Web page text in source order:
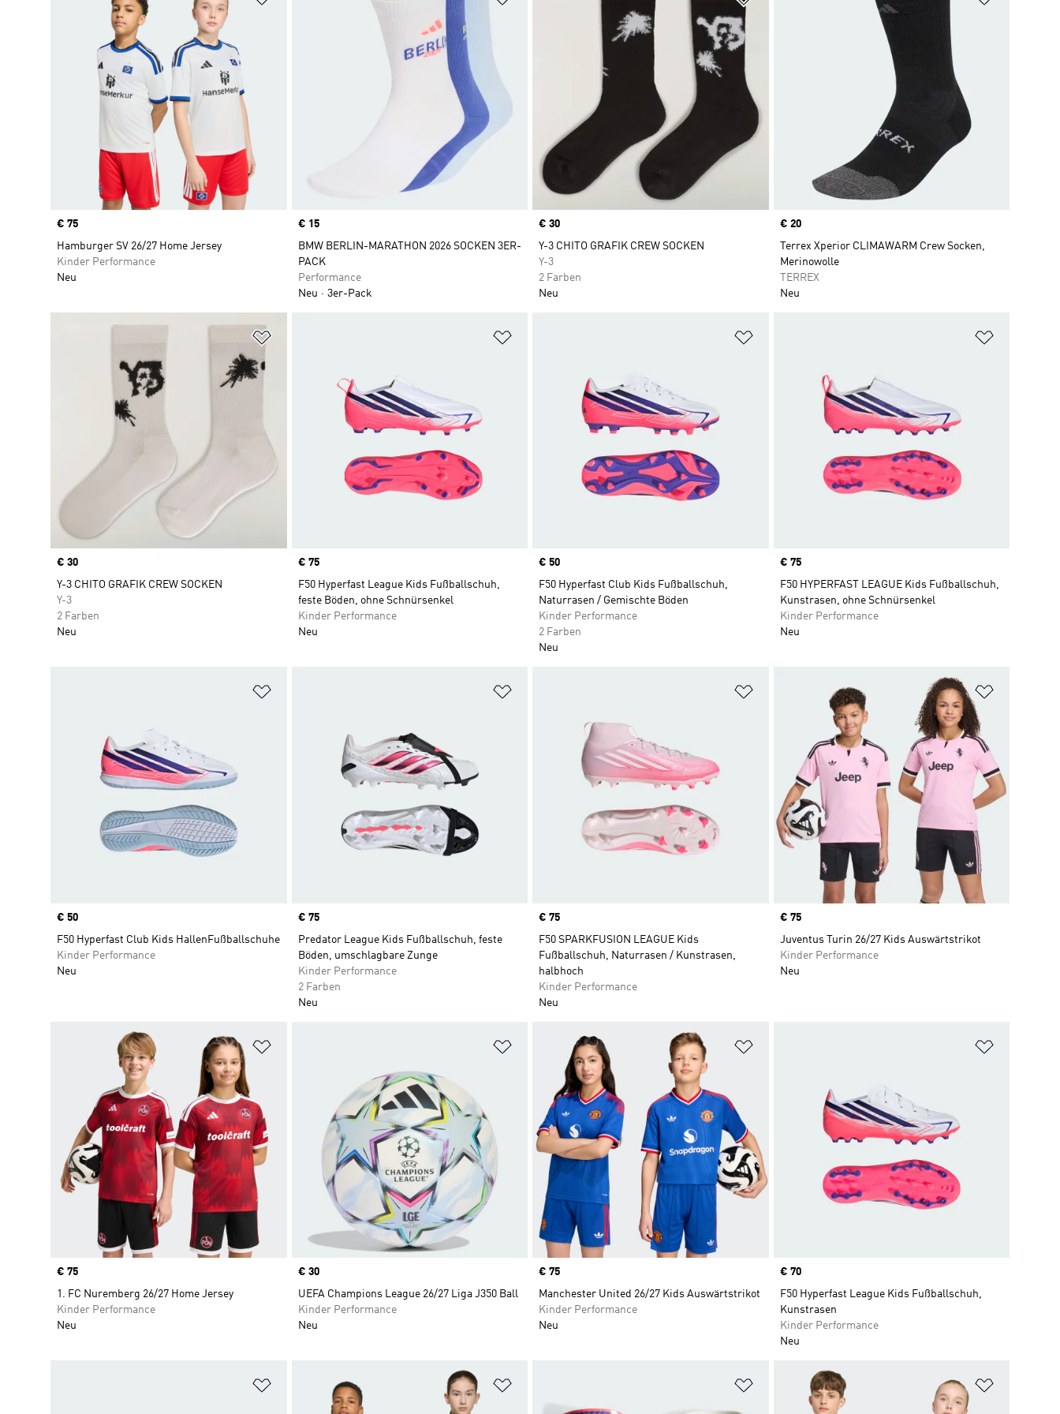
Price
€ 75
Hamburger SV 26/27 Home Jersey
Kinder Performance
Neu
Price
€ 15
BMW BERLIN-MARATHON 2026 SOCKEN 3ER-
PACK
Performance
Neu
3er-Pack
Price
€ 30
Y-3 CHITO GRAFIK CREW SOCKEN
Y-3
2 Farben
Neu
Price
€ 20
Terrex Xperior CLIMAWARM Crew Socken,
Merinowolle
TERREX
Neu
Price
€ 30
Y-3 CHITO GRAFIK CREW SOCKEN
Y-3
2 Farben
Neu
Price
€ 75
F50 Hyperfast League Kids Fußballschuh,
feste Böden, ohne Schnürsenkel
Kinder Performance
Neu
Price
€ 50
F50 Hyperfast Club Kids Fußballschuh,
Naturrasen / Gemischte Böden
Kinder Performance
2 Farben
Neu
Price
€ 75
F50 HYPERFAST LEAGUE Kids Fußballschuh,
Kunstrasen, ohne Schnürsenkel
Kinder Performance
Neu
Price
€ 50
F50 Hyperfast Club Kids HallenFußballschuhe
Kinder Performance
Neu
Price
€ 75
Predator League Kids Fußballschuh, feste
Böden, umschlagbare Zunge
Kinder Performance
2 Farben
Neu
Zur Wunschliste hinzufügen
Price
€ 75
F50 SPARKFUSION LEAGUE Kids
Fußballschuh, Naturrasen / Kunstrasen,
halbhoch
Kinder Performance
Neu
Price
€ 75
Juventus Turin 26/27 Kids Auswärtstrikot
Kinder Performance
Neu
Price
€ 75
1. FC Nuremberg 26/27 Home Jersey
Kinder Performance
Neu
Zur Wunschliste hinzufügen
Price
€ 30
UEFA Champions League 26/27 Liga J350 Ball
Kinder Performance
Neu
Price
€ 75
Manchester United 26/27 Kids Auswärtstrikot
Kinder Performance
Neu
Price
€ 70
F50 Hyperfast League Kids Fußballschuh,
Kunstrasen
Kinder Performance
Neu
Zur Wunschliste hinzufügen Zur Wunschliste hinzufügen